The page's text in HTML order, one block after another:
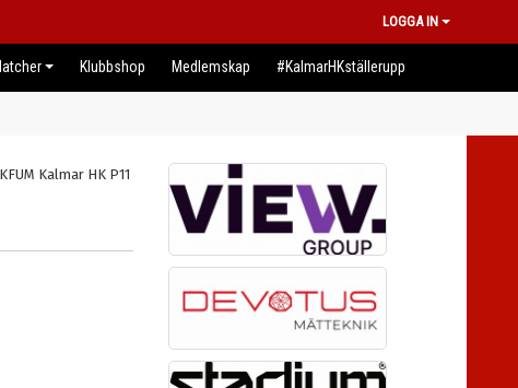
LOGGA IN
Klubbshop Medlemskap #KalmarHKställerupp